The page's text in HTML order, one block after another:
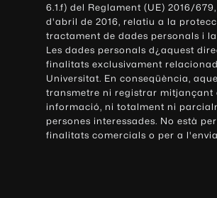
6.1.f) del Reglament (UE) 2016/
d'abril de 2016, relatiu a la
tractament de dades personals i
Les dades personals d¿aquest
finalitats exclusivament
Universitat. En conseqüència,
transmetre ni registrar mitjançant
informació, ni totalment ni
persones interessades. No està
finalitats comercials o per a